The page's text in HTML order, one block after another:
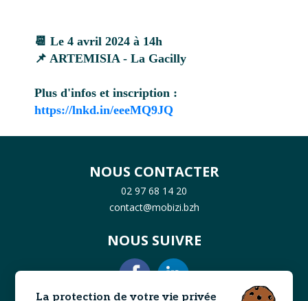
📆 Le 4 avril 2024 à 14h
📌 ARTEMISIA - La Gacilly
Plus d'infos et inscription :
https://lnkd.in/eeeMQ9JQ
NOUS CONTACTER
02 97 68 14 20
contact@mobizi.bzh
NOUS SUIVRE
La protection de votre vie privée